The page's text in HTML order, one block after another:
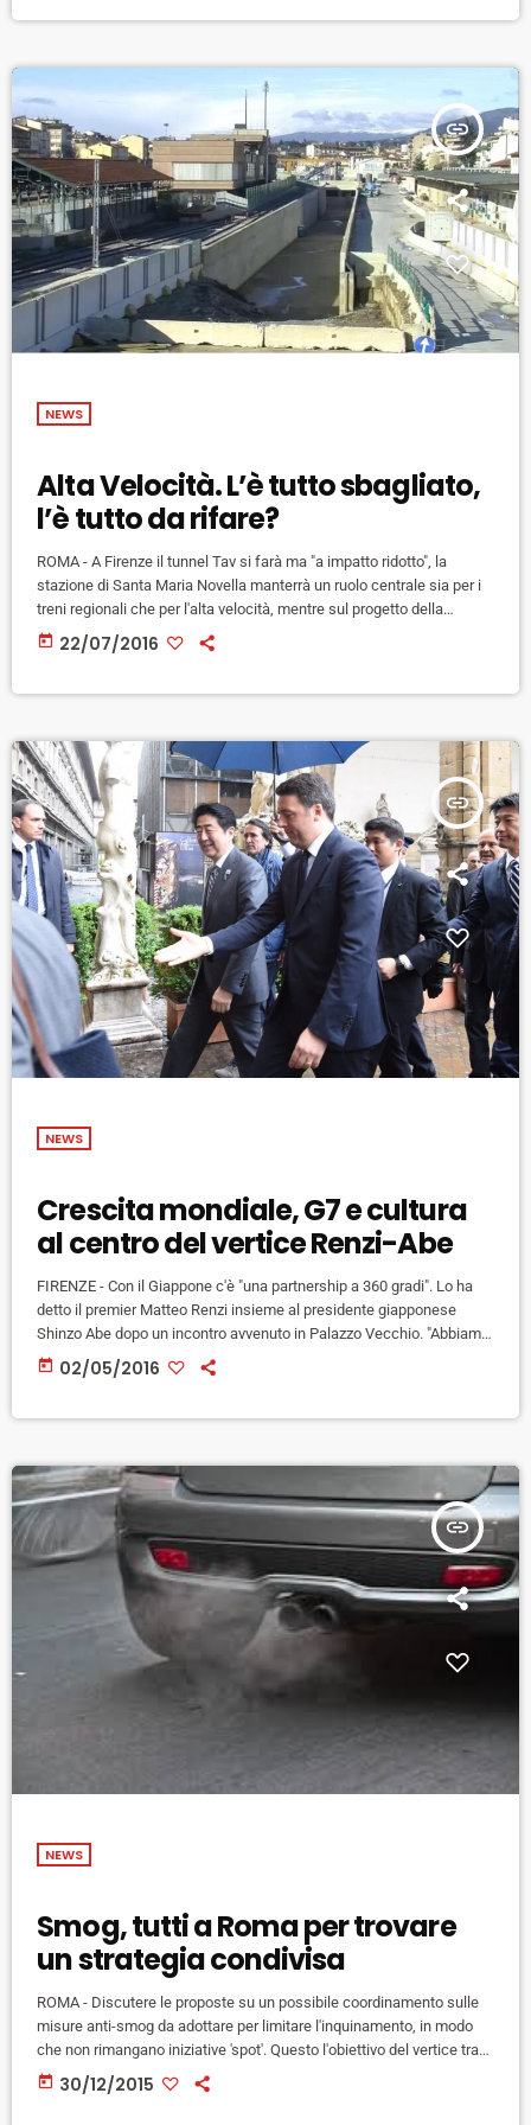
insert_link
NEWS
Alta Velocità. L’è tutto sbagliato,
l’è tutto da rifare?
ROMA - A Firenze il tunnel Tav si farà ma "a impatto ridotto", la
stazione di Santa Maria Novella manterrà un ruolo centrale sia per i
treni regionali che per l'alta velocità, mentre sul progetto della
stazione sotterranea Tav progettata dall'architetto Norman Foster è
stata decisa una “rivalutazione tecnica del progetto". E' quanto
today 22/07/2016
insert_link
NEWS
Crescita mondiale, G7 e cultura
al centro del vertice Renzi-Abe
FIRENZE - Con il Giappone c'è "una partnership a 360 gradi". Lo ha
detto il premier Matteo Renzi insieme al presidente giapponese
Shinzo Abe dopo un incontro avvenuto in Palazzo Vecchio. "Abbiamo
discusso anche degli investimenti in Italia - ha detto Renzi - a
cominciare da quello di Hitachi, delle cooperazioni e collaborazioni
today 02/05/2016
insert_link
NEWS
Smog, tutti a Roma per trovare
un strategia condivisa
ROMA - Discutere le proposte su un possibile coordinamento sulle
misure anti-smog da adottare per limitare l'inquinamento, in modo
che non rimangano iniziative 'spot'. Questo l'obiettivo del vertice tra
governo, governatori regionali e i sindaci delle maggiori città
convocata oggi al ministero dell'Ambiente dal ministro Gian Luca
today 30/12/2015